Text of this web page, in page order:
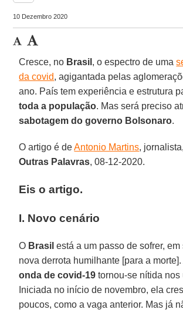
10 Dezembro 2020
Cresce, no Brasil , o espectro de uma
da covid, agigantada pelas
ano. País tem experiência e estrutura
toda a população. Mas será preciso
sabotagem do governo Bolsonaro.
O artigo é deAntonio Martins,
Outras Palavras, 08-12-2020.
Eis o artigo.
I. Novo cenário
O Brasil está a um passo de sofrer,
nova derrota humilhante [para a
onda de covid-19 tornou-se nítida nos
Iniciada no início de novembro, ela
poucos, como a vaga anterior. Mas já